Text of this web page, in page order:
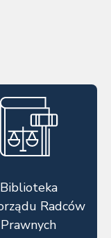
Biblioteka
Radców
Prawnych